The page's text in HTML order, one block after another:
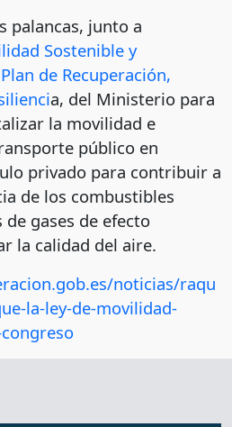
palancas, junto a
Sostenible y
Plan de Recuperación,
a, del Ministerio para
la movilidad e
público en
privado para contribuir a
de los combustibles
gases de efecto
la calidad del aire.
noticias/raqu
la-ley-de-movilidad-